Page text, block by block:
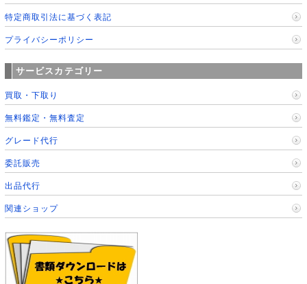
特定商取引法に基づく表記
プライバシーポリシー
サービスカテゴリー
買取・下取り
無料鑑定・無料査定
グレード代行
委託販売
出品代行
関連ショップ